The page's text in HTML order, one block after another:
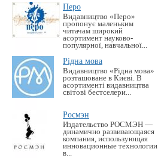
Перо
Видавництво «Перо»
пропонує маленьким
читачам широкий
асортимент науково-
популярної, навчальної...
Рідна мова
Видавництво «Рідна мова»
розташоване в Києві. В
асортименті видавництва
світові бестселери...
Росмэн
Издательство РОСМЭН —
динамично развивающаяся
компания, использующая
инновационные технологии
в...